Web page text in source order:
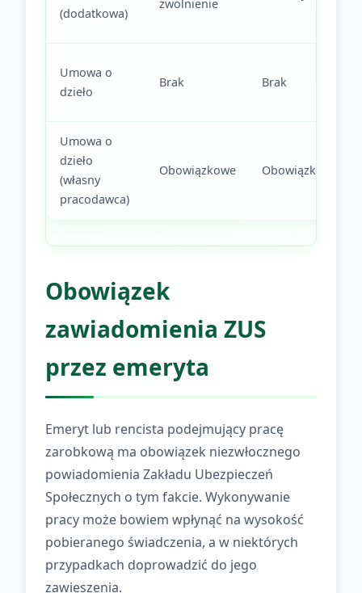
(dodatkowa)
zwolnienie
Umowa o
dzieło
Brak Brak
Umowa o
dzieło
(własny
pracodawca)
Obowiązkowe Obowiązkowa
Obowiązek
zawiadomienia ZUS
przez emeryta
Emeryt lub rencista podejmujący pracę
zarobkową ma obowiązek niezwłocznego
powiadomienia Zakładu Ubezpieczeń
Społecznych o tym fakcie. Wykonywanie
pracy może bowiem wpłynąć na wysokość
pobieranego świadczenia, a w niektórych
przypadkach doprowadzić do jego
zawieszenia.